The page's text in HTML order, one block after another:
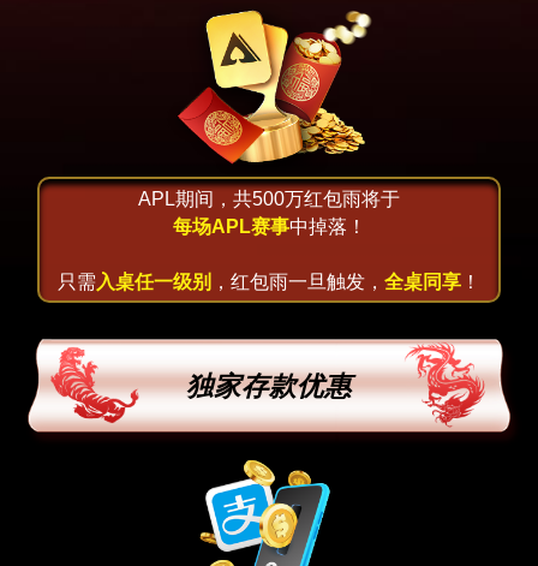
APL期间，共500万红包雨将于
每场APL赛事中掉落！
只需 入桌任一级别 ，红包雨一旦触发， 全桌同享 ！
独家存款优惠